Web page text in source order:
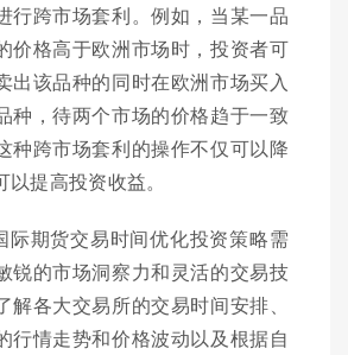
行跨市场套利。例如，当某一品
价格高于欧洲市场时，投资者可
出该品种的同时在欧洲市场买入
种，待两个市场的价格趋于一致
种跨市场套利的操作不仅可以降
提高投资收益。
际期货交易时间优化投资策略需
锐的市场洞察力和灵活的交易技
解各大交易所的交易时间安排、
行情走势和价格波动以及根据自